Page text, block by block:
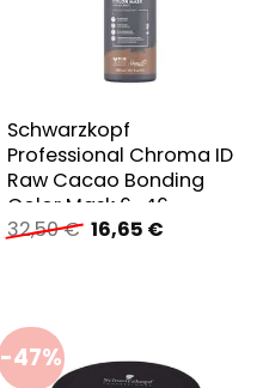
Schwarzkopf
Professional Chroma ID
Raw Cacao Bonding
Color Mask 6-46
Farbmaske
32,50€ Ursprünglicher
Preis
16,65 €Aktueller
-47%